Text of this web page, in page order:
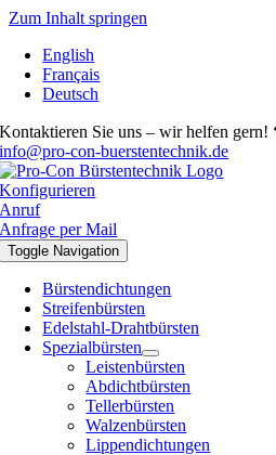
Zum Inhalt springen
English
Français
Deutsch
Kontaktieren Sie uns – wir helfen
info@pro-con-buerstentechnik.de
Konfigurieren
Anruf
Anfrage per Mail
Toggle Navigation
Bürstendichtungen
Streifenbürsten
Edelstahl-Drahtbürsten
Spezialbürsten
Leistenbürsten
Abdichtbürsten
Tellerbürsten
Walzenbürsten
Lippendichtungen